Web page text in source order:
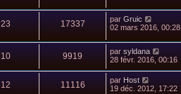
23 17337 par Gruic
02 mars 2016, 00:28
10 9919 par syldana
28 févr. 2016, 00:16
12 11116 par Host
19 déc. 2012, 17:22